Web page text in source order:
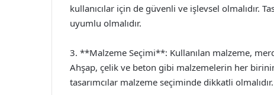
kullanıcılar için de güvenli ve işlevsel olmalıdır.
uyumlu olmalıdır.
3. **Malzeme Seçimi**: Kullanılan malzeme,
Ahşap, çelik ve beton gibi malzemelerin her
tasarımcılar malzeme seçiminde dikkatli olmalıdır.